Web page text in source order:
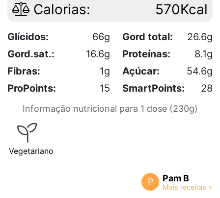
Calorias: 570Kcal
Glícidos: 66g Gord total:
26.6g
Gord.sat.:
16.6g Proteínas:
8.1g
Fibras:
1g Açúcar:
54.6g
ProPoints:
15 SmartPoints: 28
Informação nutricional para 1 dose (230g)
Vegetariano
P Pam B